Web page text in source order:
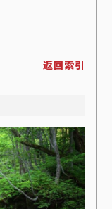
返回索引